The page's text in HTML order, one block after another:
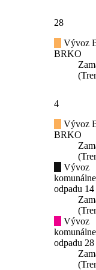
28
Vývoz
BRKO
4
Vývoz
BRKO
Vývoz
odpadu
Vývoz
odpadu